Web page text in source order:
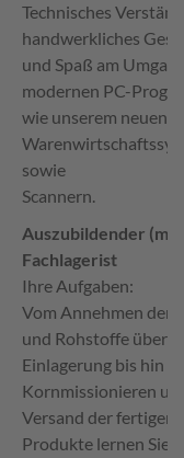
Technisches
handwerkliches
und Spaß am
modernen PC-
wie unserem neuen
sowie
Scannern.
Auszubildender (m/
Fachlagerist
Ihre Aufgaben:
Vom Annehmen der
und Rohstoffe über
Einlagerung bis hin
Kornmissionieren
Versand der fertigen
Produkte lernen Sie